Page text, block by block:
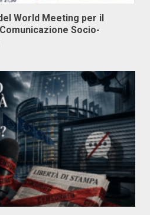
World Meeting per il
Socio-